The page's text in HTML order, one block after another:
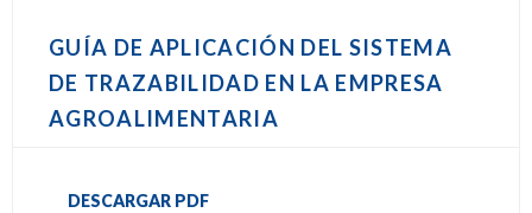
GUÍA DE APLICACIÓN DEL SISTEMA
DE TRAZABILIDAD EN LA EMPRESA
AGROALIMENTARIA
DESCARGAR PDF